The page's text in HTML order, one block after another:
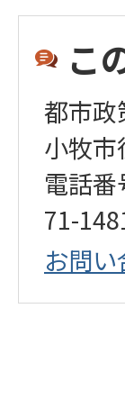
こ
都市
小牧
電話
71-
お問